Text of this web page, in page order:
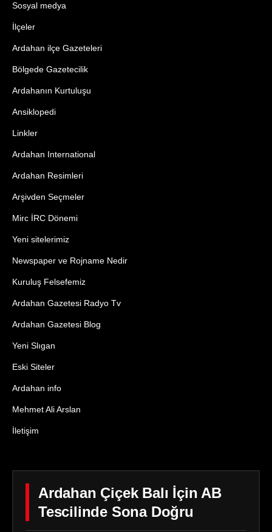
Sosyal medya
İlçeler
Ardahan ilçe Gazeteleri
Bölgede Gazetecilik
Ardahanın Kurtuluşu
Ansiklopedi
Linkler
Ardahan International
Ardahan Resimleri
Arşivden Seçmeler
Mirc İRC Dönemi
Yeni sitelerimiz
Newspaper ve Rojname Nedir
Kuruluş Felsefemiz
Ardahan Gazetesi Radyo Tv
Ardahan Gazetesi Blog
Yeni Slıgan
Eski Siteler
Ardahan info
Mehmet Ali Arslan
İletişim
Ardahan Çiçek Balı İçin AB
Tescilinde Sona Doğru